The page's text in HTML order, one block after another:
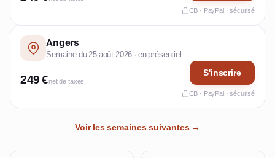
CB · PayPal · sécurisé
Angers
Semaine du 25 août 2026 · en présentiel
249 €net de taxes
S'inscrire
CB · PayPal · sécurisé
Voir les semaines suivantes →